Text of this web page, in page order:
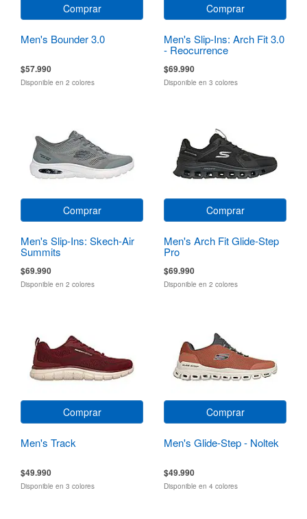
Comprar
Men's Bounder 3.0
$57.990
Disponible en 2 colores
Comprar
Men's Slip-Ins: Arch Fit 3.0
- Reocurrence
$69.990
Disponible en 3 colores
Comprar
Men's Slip-Ins: Skech-Air
Summits
$69.990
Disponible en 2 colores
Comprar
Men's Arch Fit Glide-Step
Pro
$69.990
Disponible en 2 colores
Comprar
Men's Track
$49.990
Disponible en 3 colores
Comprar
Men's Glide-Step - Noltek
$49.990
Disponible en 4 colores